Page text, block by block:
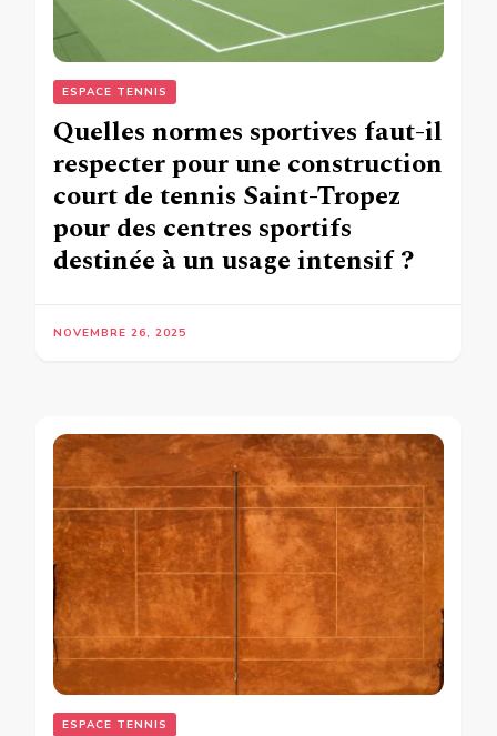
ESPACE TENNIS
Quelles normes sportives faut-il
respecter pour une construction
court de tennis Saint-Tropez
pour des centres sportifs
destinée à un usage intensif ?
NOVEMBRE 26, 2025
ESPACE TENNIS